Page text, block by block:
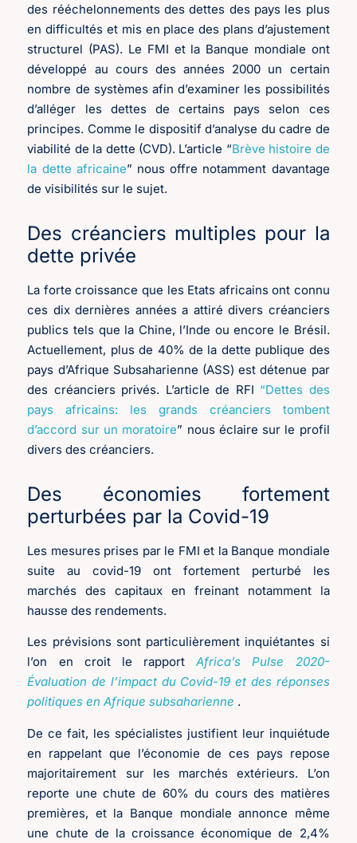
des rééchelonnements des dettes des pays les plus
en difficultés et mis en place des plans d’ajustement
structurel (PAS). Le FMI et la Banque mondiale ont
développé au cours des années 2000 un certain
nombre de systèmes afin d’examiner les possibilités
d’alléger les dettes de certains pays selon ces
principes. Comme le dispositif d’analyse du cadre de
viabilité de la dette (CVD). L’article “Brève histoire de
la dette africaine” nous offre notamment davantage
de visibilités sur le sujet.
Des créanciers multiples pour la
dette privée
La forte croissance que les Etats africains ont connu
ces dix dernières années a attiré divers créanciers
publics tels que la Chine, l’Inde ou encore le Brésil.
Actuellement, plus de 40% de la dette publique des
pays d’Afrique Subsaharienne (ASS) est détenue par
des créanciers privés. L’article de RFI “Dettes des
pays africains: les grands créanciers tombent
d’accord sur un moratoire” nous éclaire sur le profil
divers des créanciers.
Des économies fortement
perturbées par la Covid-19
Les mesures prises par le FMI et la Banque mondiale
suite au covid-19 ont fortement perturbé les
marchés des capitaux en freinant notamment la
hausse des rendements.
Les prévisions sont particulièrement inquiétantes si
l’on en croit le rapportAfrica’s Pulse 2020-
Évaluation de l’impact du Covid-19 et des réponses
politiques en Afrique subsaharienne .
De ce fait, les spécialistes justifient leur inquiétude
en rappelant que l’économie de ces pays repose
majoritairement sur les marchés extérieurs. L’on
reporte une chute de 60% du cours des matières
premières, et la Banque mondiale annonce même
une chute de la croissance économique de 2,4%